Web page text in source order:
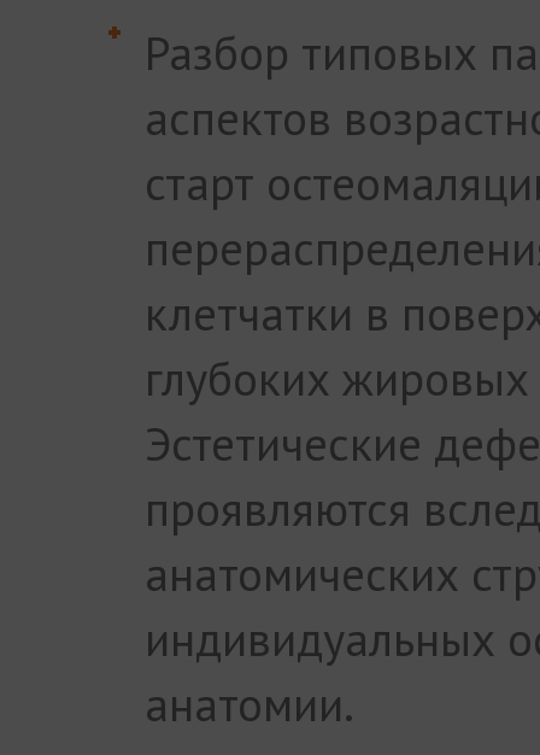
Разбор типовых
аспектов
старт
клетчатки в
глубоких жировых
Эстетические
проявляются
анатомических
индивидуальных
анатомии.